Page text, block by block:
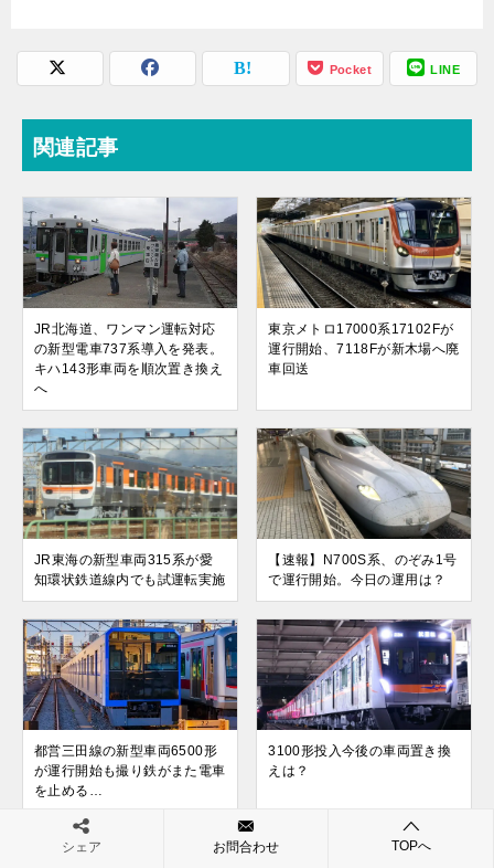
Pocket LINE
関連記事
JR北海道、ワンマン運転対応
の新型電車737系導入を発表。
キハ143形車両を順次置き換え
へ
東京メトロ17000系17102Fが
運行開始、7118Fが新木場へ廃
車回送
JR東海の新型車両315系が愛
知環状鉄道線内でも試運転実施
【速報】N700S系、のぞみ1号
で運行開始。今日の運用は？
都営三田線の新型車両6500形
が運行開始も撮り鉄がまた電車
を止める…
3100形投入今後の車両置き換
えは？
シェア お問合わせ TOPへ